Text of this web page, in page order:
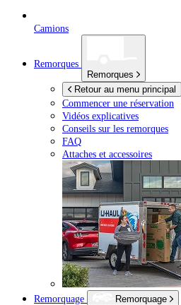
Camions
Remorques
Remorques
Retour au menu principal
Commencer une réservation
Vidéos explicatives
Conseils sur les remorques
FAQ
Attaches et accessoires
Remorquage
Remorquage